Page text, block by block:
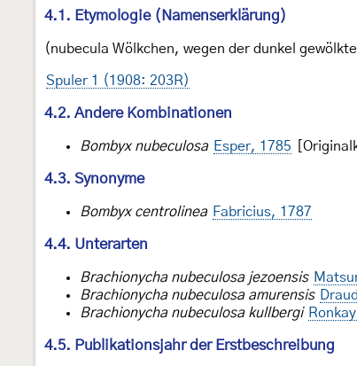
4.1. Etymologie (Namenserklärung)
(nubecula Wölkchen, wegen der dunkel
Spuler 1 (1908: 203R)
4.2. Andere Kombinationen
Bombyx nubeculosa Esper, 1785
4.3. Synonyme
Bombyx centrolinea Fabricius, 1787
4.4. Unterarten
Brachionycha nubeculosa jezoensis
Brachionycha nubeculosa amurensis
Brachionycha nubeculosa kullbergi
4.5. Publikationsjahr der Erstbeschreibung